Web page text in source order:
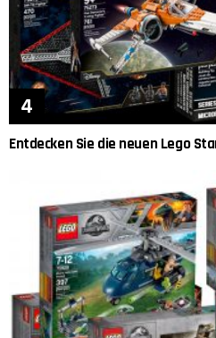
Entdecken Sie die neuen Lego